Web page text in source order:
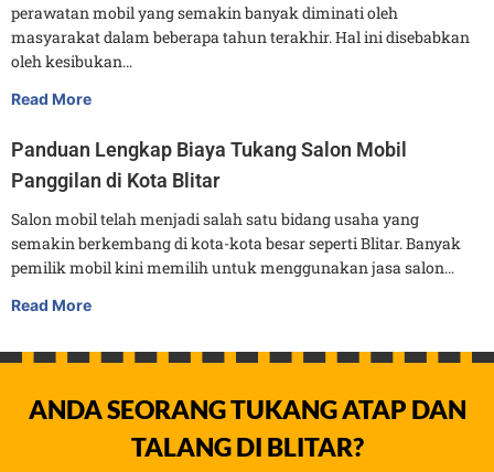
perawatan mobil yang semakin banyak diminati oleh
masyarakat dalam beberapa tahun terakhir. Hal ini disebabkan
oleh kesibukan…
Read More
Panduan Lengkap Biaya Tukang Salon Mobil
Panggilan di Kota Blitar
Salon mobil telah menjadi salah satu bidang usaha yang
semakin berkembang di kota-kota besar seperti Blitar. Banyak
pemilik mobil kini memilih untuk menggunakan jasa salon…
Read More
ANDA SEORANG TUKANG ATAP DAN
TALANG DI BLITAR?